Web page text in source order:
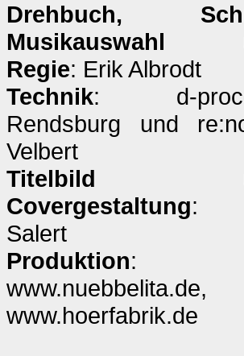
Drehbuch,
Musikauswahl
Regie: Erik Albrodt
Technik: d-
Rendsburg und
Velbert
Titelbild
Covergestaltung:
Salert
Produktion:
www.nuebbelita.de,
www.hoerfabrik.de